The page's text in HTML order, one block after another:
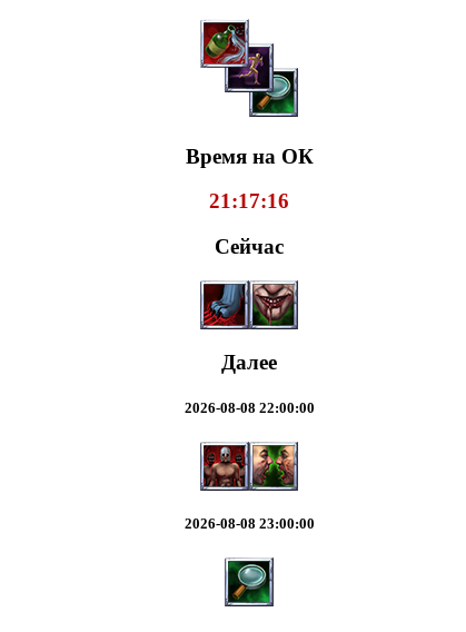
Время на ОК
21:17:16
Сейчас
Далее
2026-08-08 22:00:00
2026-08-08 23:00:00